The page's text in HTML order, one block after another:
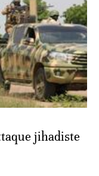
jihadiste